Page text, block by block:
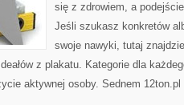
się z zdrowiem, a
Jeśli szukasz konkretów
swoje nawyki, tutaj
z plakatu. Kategorie dla
aktywnej osoby. Sednem